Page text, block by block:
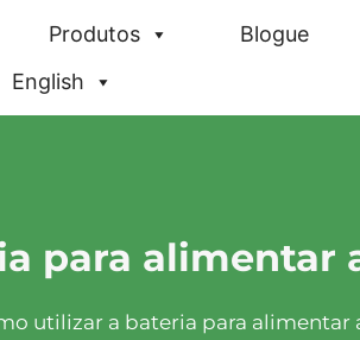
Produtos Blogue
English
para alimentar
utilizar a bateria para alimentar